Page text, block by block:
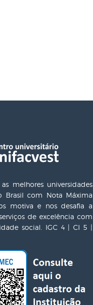
melhores universidades
Brasil com Nota Máxima
motiva e nos desafia a
de excelência com
social. IGC 4 | CI 5 |